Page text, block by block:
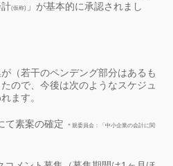
(仮称) 」が基本的に承認されまし
（若干のペンデング部分はあるも
ので、今後は次のようなスケジュ
ます。
て素案の確定
＊親委員会：「中小企業の会計に関